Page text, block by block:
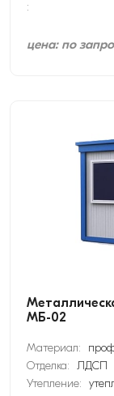
:
цена: по
МБ-02
Материал:
Отделка: ЛДСП
Утепление: